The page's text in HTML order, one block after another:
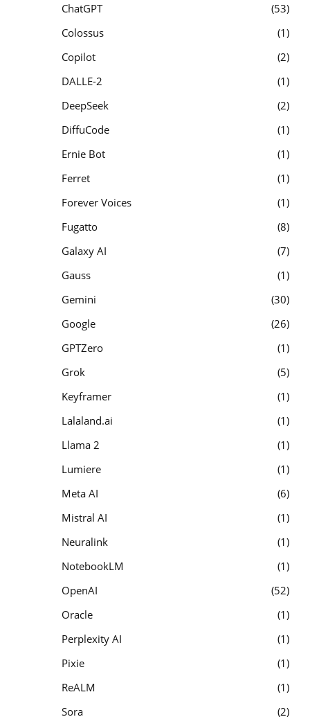
ChatGPT
53
Colossus
1
Copilot
2
DALLE-2
1
DeepSeek
2
DiffuCode
1
Ernie Bot
1
Ferret
1
Forever Voices
1
Fugatto
8
Galaxy AI
7
Gauss
1
Gemini
30
Google
26
GPTZero
1
Grok
5
Keyframer
1
Lalaland.ai
1
Llama 2
1
Lumiere
1
Meta AI
6
Mistral AI
1
Neuralink
1
NotebookLM
1
OpenAI
52
Oracle
1
Perplexity AI
1
Pixie
1
ReALM
1
Sora
2